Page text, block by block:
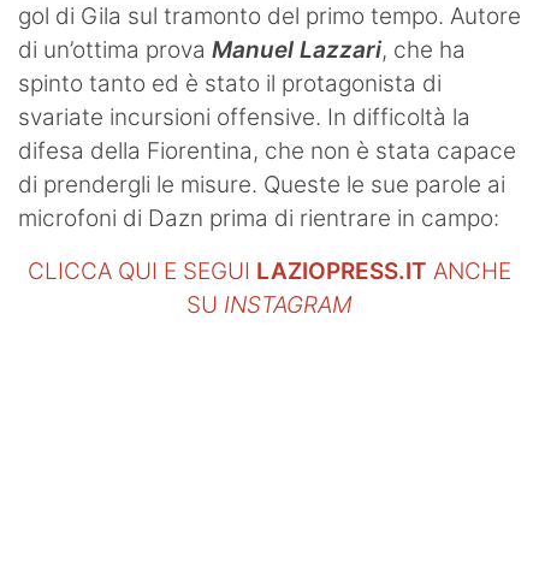
gol di Gila sul tramonto del primo tempo. Autore
di un’ottima prova Manuel Lazzari, che ha
spinto tanto ed è stato il protagonista di
svariate incursioni offensive. In difficoltà la
difesa della Fiorentina, che non è stata capace
di prendergli le misure. Queste le sue parole ai
microfoni di Dazn prima di rientrare in campo:
CLICCA QUI E SEGUI LAZIOPRESS.IT ANCHE
SU INSTAGRAM